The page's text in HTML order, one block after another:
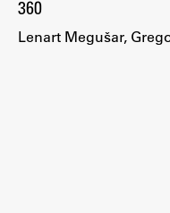
360
Lenart Megušar,